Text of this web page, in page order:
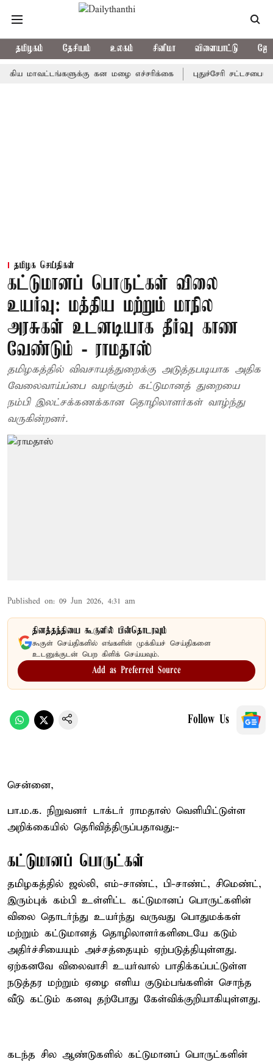
தமிழகம் தேசியம் உலகம் சினிமா விளையாட்டு
கன மழை எச்சரிக்கை புதுச்சேரி சட்டசபையில்
தமிழக செய்திகள்
கட்டுமானப் பொருட்கள் விலை
உயர்வு: மத்திய மற்றும் மாநில
அரசுகள் உடனடியாக தீர்வு காண
வேண்டும் - ராமதாஸ்
தமிழகத்தில் விவசாயத்துறைக்கு அடுத்தபடியாக அதிக
வேலைவாய்ப்பை வழங்கும் கட்டுமானத் துறையை
நம்பி இலட்சக்கணக்கான தொழிலாளர்கள் வாழ்ந்து
வருகின்றனர்.
Published on: 09 Jun 2026, 4:31 am
தினத்தந்தியை கூகுளில் பின்தொடரவும்
கூகுள் செய்திகளில் எங்களின் முக்கியச் செய்திகளை
உடனுக்குடன் பெற கிளிக் செய்யவும்.
Add as Preferred Source
Follow Us
சென்னை,
பா.ம.க. நிறுவனர் டாக்டர் ராமதாஸ் வெளியிட்டுள்ள
அறிக்கையில் தெரிவித்திருப்பதாவது:-
கட்டுமானப் பொருட்கள்
தமிழகத்தில் ஜல்லி, எம்-சாண்ட், பி-சாண்ட், சிமெண்ட்,
இரும்புக் கம்பி உள்ளிட்ட கட்டுமானப் பொருட்களின்
விலை தொடர்ந்து உயர்ந்து வருவது பொதுமக்கள்
மற்றும் கட்டுமானத் தொழிலாளர்களிடையே கடும்
அதிர்ச்சியையும் அச்சத்தையும் ஏற்படுத்தியுள்ளது.
ஏற்கனவே விலைவாசி உயர்வால் பாதிக்கப்பட்டுள்ள
நடுத்தர மற்றும் ஏழை எளிய குடும்பங்களின் சொந்த
வீடு கட்டும் கனவு தற்போது கேள்விக்குறியாகியுள்ளது.
கடந்த சில ஆண்டுகளில் கட்டுமானப் பொருட்களின்